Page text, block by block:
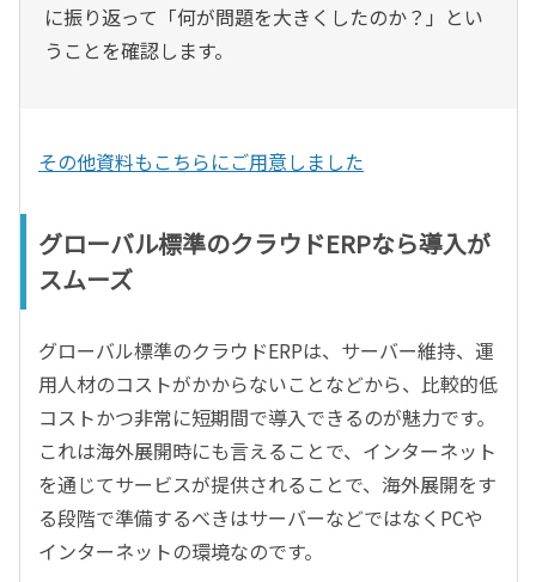
に振り返って「何が問題を大きくしたのか？」とい
うことを確認します。
その他資料もこちらにご用意しました
グローバル標準のクラウドERPなら導入が
スムーズ
グローバル標準のクラウドERPは、サーバー維持、運
用人材のコストがかからないことなどから、比較的低
コストかつ非常に短期間で導入できるのが魅力です。
これは海外展開時にも言えることで、インターネット
を通じてサービスが提供されることで、海外展開をす
る段階で準備するべきはサーバーなどではなくPCや
インターネットの環境なのです。